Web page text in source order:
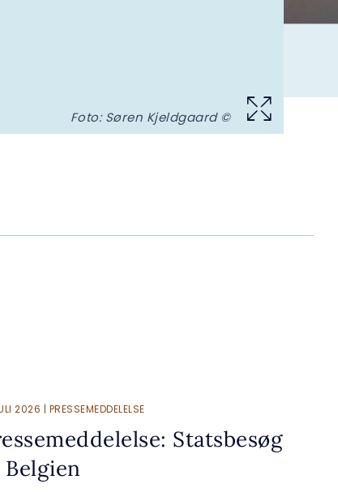
Foto: Søren Kjeldgaard ©
2026 | PRESSEMEDDELELSE
Statsbesøg